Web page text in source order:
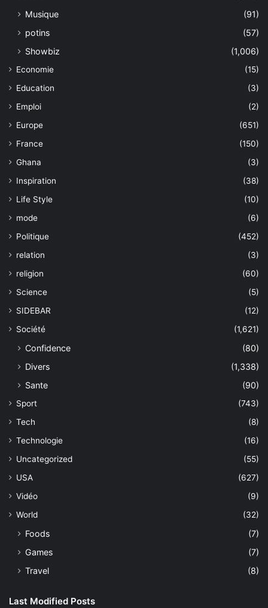
Musique
(91)
potins
(57)
Showbiz
(1,006)
Economie
(15)
Education
(3)
Emploi
(2)
Europe
(651)
France
(150)
Ghana
(3)
Inspiration
(38)
Life Style
(10)
mode
(6)
Politique
(452)
relation
(3)
religion
(60)
Science
(5)
SIDEBAR
(12)
Société
(1,621)
Confidence
(80)
Divers
(1,338)
Sante
(90)
Sport
(743)
Tech
(8)
Technologie
(16)
Uncategorized
(55)
USA
(627)
Vidéo
(9)
World
(32)
Foods
(7)
Games
(7)
Travel
(8)
Last Modified Posts